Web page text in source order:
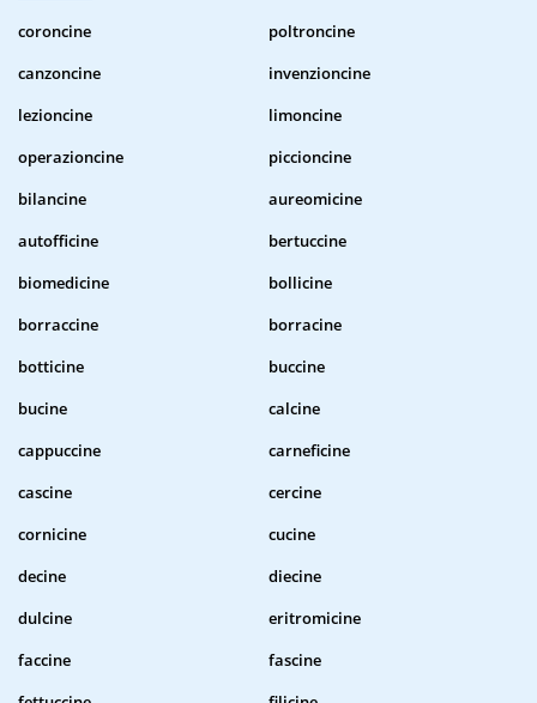
coroncine
poltroncine
canzoncine
invenzioncine
lezioncine
limoncine
operazioncine
piccioncine
bilancine
aureomicine
autofficine
bertuccine
biomedicine
bollicine
borraccine
borracine
botticine
buccine
bucine
calcine
cappuccine
carneficine
cascine
cercine
cornicine
cucine
decine
diecine
dulcine
eritromicine
faccine
fascine